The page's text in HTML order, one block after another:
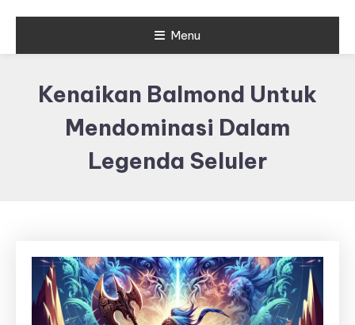
Menu
Kenaikan Balmond Untuk
Mendominasi Dalam
Legenda Seluler